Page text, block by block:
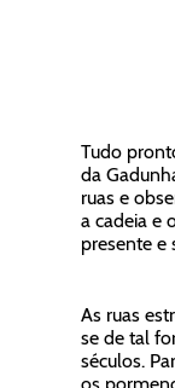
Tudo
da
ruas e
a cadeia e
presente e
As ruas
se de tal
séculos.